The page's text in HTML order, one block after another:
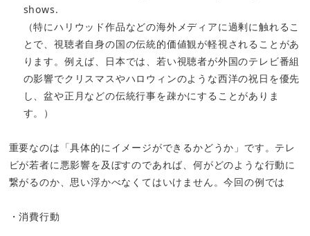
shows.
（特にハリウッド作品などの海外メディアに過剰に触れるこ
とで、視聴者自身の国の伝統的価値観が軽視されることがあ
ります。例えば、日本では、若い視聴者が外国のテレビ番組
の影響でクリスマスやハロウィンのような西洋の祝日を優先
し、盆や正月などの伝統行事を疎かにすることがありま
す。）
重要なのは「具体的にイメージができるかどうか」です。テレ
ビが若者に悪影響を及ぼすのであれば、何がどのような行動に
繋がるのか、思い浮かべなくてはいけません。今回の例では
・消費行動